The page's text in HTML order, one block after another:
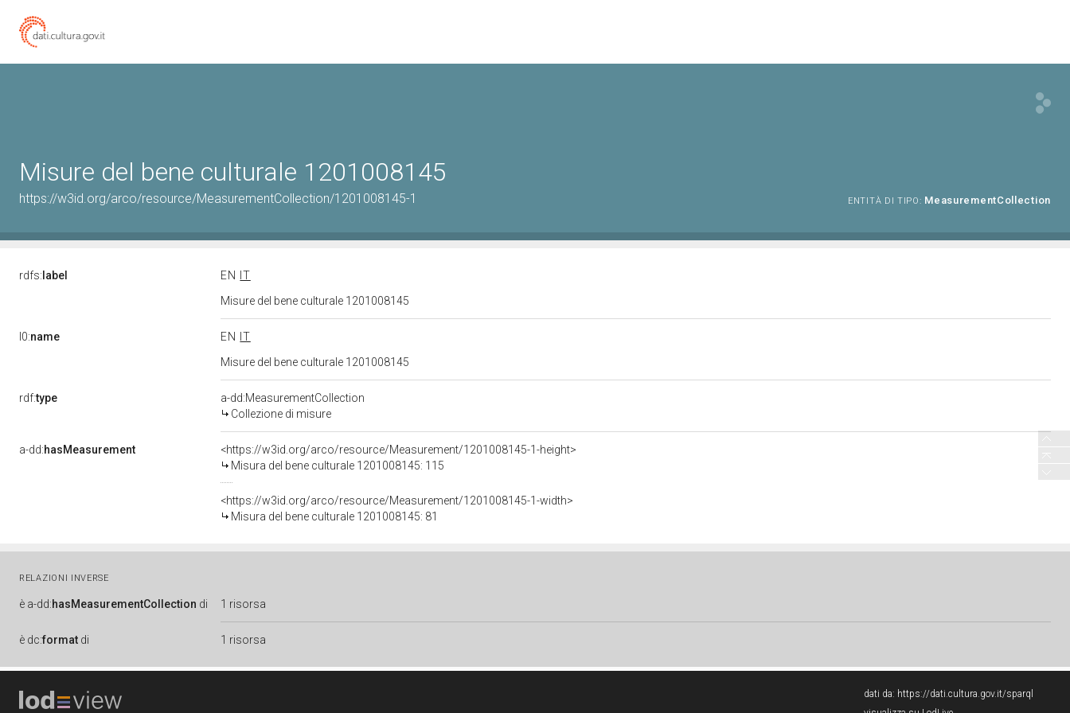
Misure del bene culturale 1201008145
https://w3id.org/arco/resource/MeasurementCollection/1201008145-1 ENTITÀ DI TIPO: MeasurementCollection
rdfs: label EN
IT
Misure del bene culturale 1201008145
l0:name EN
IT
Misure del bene culturale 1201008145
rdf:type
a-dd:MeasurementCollection
Collezione di misure
a-dd:hasMeasurement
<https://w3id.org/arco/resource/Measurement/1201008145-1-height>
Misura del bene culturale 1201008145: 115
<https://w3id.org/arco/resource/Measurement/1201008145-1-width>
Misura del bene culturale 1201008145: 81
RELAZIONI INVERSE
è a-dd:hasMeasurementCollection di 1 risorsa
è dc:format di 1 risorsa
dati da: https://dati.cultura.gov.it/sparql